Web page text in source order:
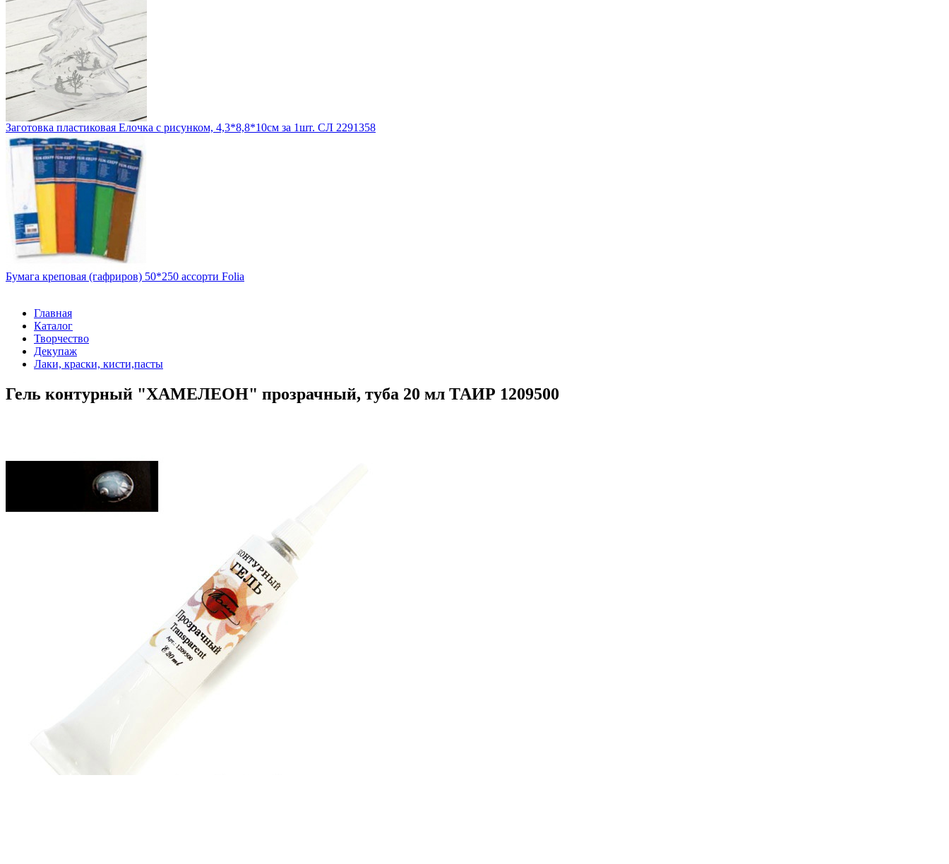
Заготовка пластиковая Елочка с рисунком, 4,3*8,8*10см за 1шт. СЛ 2291358
Бумага креповая (гафриров) 50*250 ассорти Folia
Главная
Каталог
Творчество
Декупаж
Лаки, краски, кисти,пасты
Гель контурный "ХАМЕЛЕОН" прозрачный, туба 20 мл ТАИР 1209500